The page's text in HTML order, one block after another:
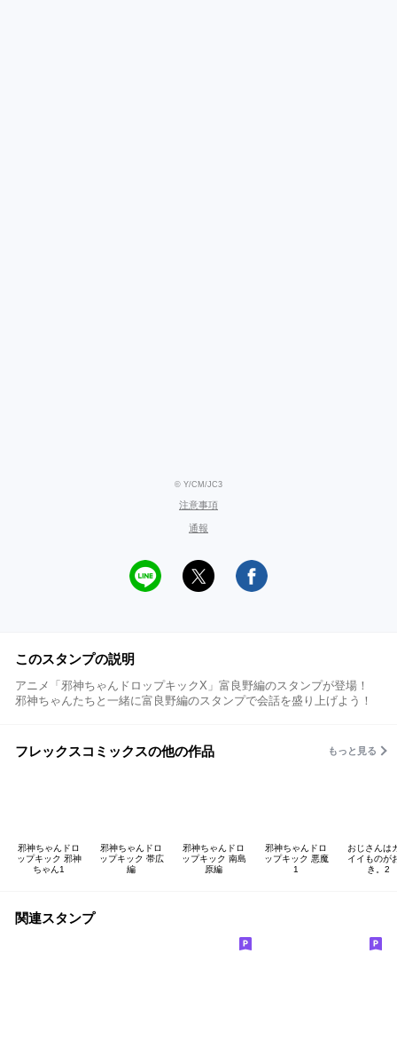
© Y/CM/JC3
注意事項
通報
このスタンプの説明
アニメ「邪神ちゃんドロップキックX」富良野編のスタンプが登場！
邪神ちゃんたちと一緒に富良野編のスタンプで会話を盛り上げよう！
フレックスコミックスの他の作品 もっと見る
邪神ちゃんドロ
ップキック 邪神
ちゃん1
邪神ちゃんドロ
ップキック 帯広
編
邪神ちゃんドロ
ップキック 南島
原編
邪神ちゃんドロ
ップキック 悪魔
1
おじさんは
イイものが
き。2
関連スタンプ